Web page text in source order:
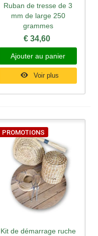
Ruban de tresse de 3
mm de large 250
grammes
€ 34,60
Ajouter au panier
Voir plus
PROMOTIONS
Kit de démarrage ruche